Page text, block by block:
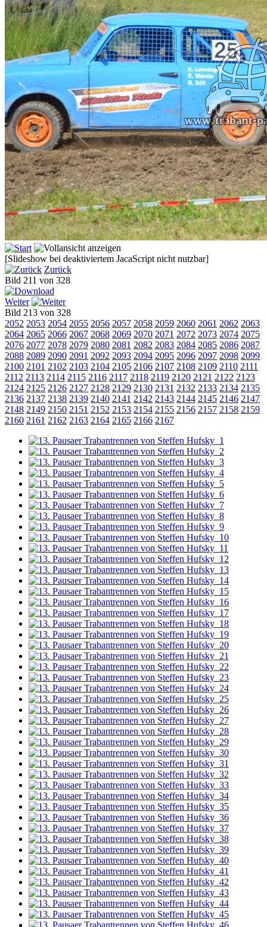
[Slideshow bei deaktiviertem JacaScript nicht nutzbar]
Zurück
Bild 211 von 328
Weiter
Bild 213 von 328
2052 2053 2054 2055 2056 2057 2058 2059 2060 2061 2062 2063
2064 2065 2066 2067 2068 2069 2070 2071 2072 2073 2074 2075
2076 2077 2078 2079 2080 2081 2082 2083 2084 2085 2086 2087
2088 2089 2090 2091 2092 2093 2094 2095 2096 2097 2098 2099
2100 2101 2102 2103 2104 2105 2106 2107 2108 2109 2110 2111
2112 2113 2114 2115 2116 2117 2118 2119 2120 2121 2122 2123
2124 2125 2126 2127 2128 2129 2130 2131 2132 2133 2134 2135
2136 2137 2138 2139 2140 2141 2142 2143 2144 2145 2146 2147
2148 2149 2150 2151 2152 2153 2154 2155 2156 2157 2158 2159
2160 2161 2162 2163 2164 2165 2166 2167